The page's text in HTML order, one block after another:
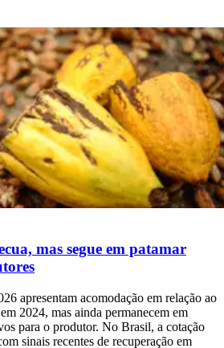
mas segue em patamar
apresentam acomodação em relação ao
2024, mas ainda permanecem em
para o produtor. No Brasil, a cotação
sinais recentes de recuperação em